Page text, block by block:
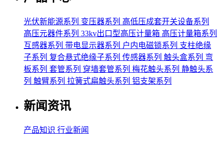
光伏新能源系列 变压器系列 高低压成套开关设备系列
高压元器件系列 33kv出口型高压计量箱 高压计量箱系列
互感器系列 带电显示器系列 户内电磁锁系列 支柱绝缘
子系列 复合悬式绝缘子系列 传感器系列 触头盒系列 弯
板系列 套管系列 穿墙套管系列 梅花触头系列 静触头系
列 触臂系列 拉簧式扁触头系列 铝支架系列
新闻资讯
产品知识 行业新闻